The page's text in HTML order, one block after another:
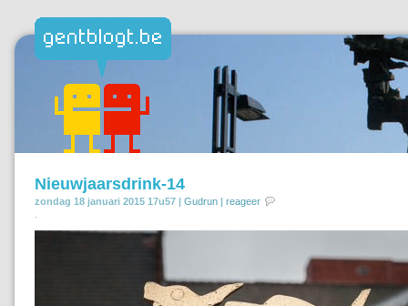
Nieuwjaarsdrink-14
zondag 18 januari 2015 17u57 | Gudrun | reageer